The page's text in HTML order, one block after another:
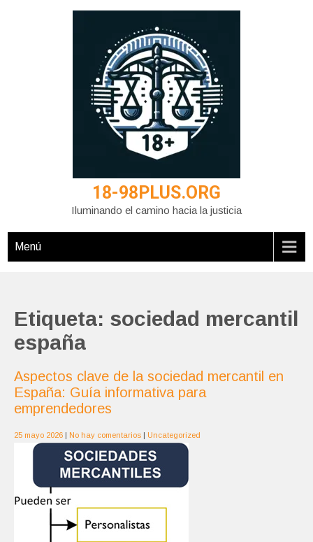
18-98PLUS.ORG
Iluminando el camino hacia la justicia
Menú
Etiqueta: sociedad mercantil
españa
Aspectos clave de la sociedad mercantil en
España: Guía informativa para
emprendedores
25 mayo 2026 | No hay comentarios | Uncategorized